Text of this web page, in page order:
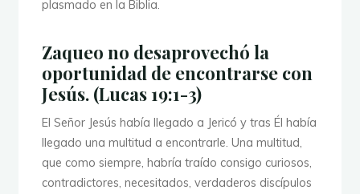
plasmado en la Biblia.
Zaqueo no desaprovechó la
oportunidad de encontrarse con
Jesús. (Lucas 19:1-3)
El Señor Jesús había llegado a Jericó y tras Él había
llegado una multitud a encontrarle. Una multitud,
que como siempre, habría traído consigo curiosos,
contradictores, necesitados, verdaderos discípulos